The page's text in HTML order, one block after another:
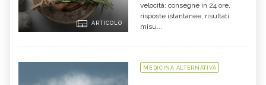
ARTICOLO
velocità: consegne in 24 ore,
risposte istantanee, risultati
misu...
MEDICINA ALTERNATIVA